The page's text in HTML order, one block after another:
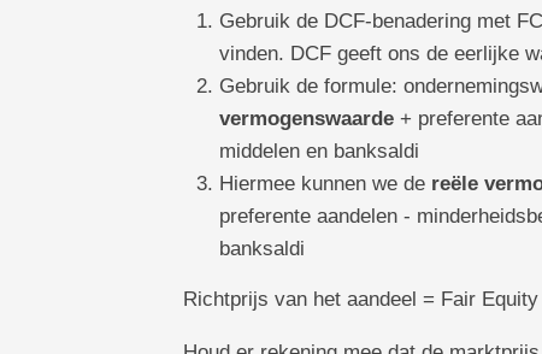
Gebruik de DCF-benadering met
vinden. DCF geeft ons de eerlijke
Gebruik de formule:
vermogenswaarde+ preferente
middelen en banksaldi
Hiermee kunnen we de reële
preferente aandelen -
banksaldi
Richtprijs van het aandeel = Fair